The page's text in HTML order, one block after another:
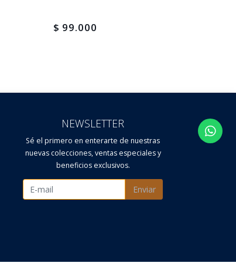
$ 99.000
NEWSLETTER
Sé el primero en enterarte de nuestras
nuevas colecciones, ventas especiales y
beneficios exclusivos.
Enviar